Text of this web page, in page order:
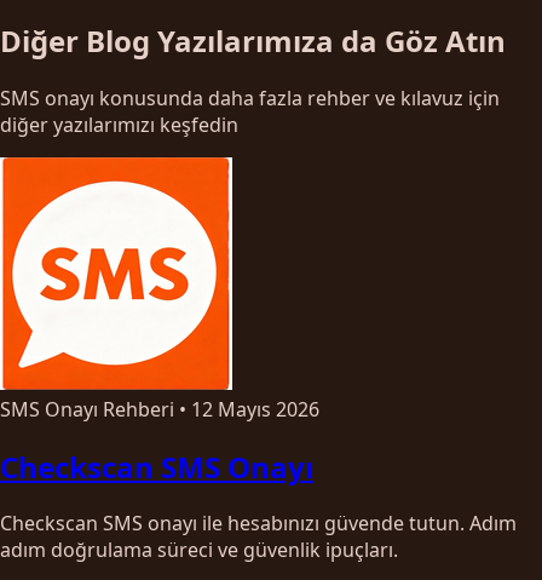
Diğer Blog Yazılarımıza da Göz Atın
SMS onayı konusunda daha fazla rehber ve kılavuz için
diğer yazılarımızı keşfedin
SMS Onayı Rehberi • 12 Mayıs 2026
Checkscan SMS Onayı
Checkscan SMS onayı ile hesabınızı güvende tutun. Adım
adım doğrulama süreci ve güvenlik ipuçları.